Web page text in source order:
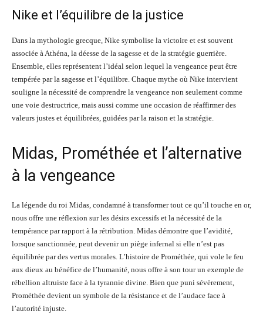
Nike et l’équilibre de la justice
Dans la mythologie grecque, Nike symbolise la victoire et est souvent
associée à Athéna, la déesse de la sagesse et de la stratégie guerrière.
Ensemble, elles représentent l’idéal selon lequel la vengeance peut être
tempérée par la sagesse et l’équilibre. Chaque mythe où Nike intervient
souligne la nécessité de comprendre la vengeance non seulement comme
une voie destructrice, mais aussi comme une occasion de réaffirmer des
valeurs justes et équilibrées, guidées par la raison et la stratégie.
Midas, Prométhée et l’alternative
à la vengeance
La légende du roi Midas, condamné à transformer tout ce qu’il touche en or,
nous offre une réflexion sur les désirs excessifs et la nécessité de la
tempérance par rapport à la rétribution. Midas démontre que l’avidité,
lorsque sanctionnée, peut devenir un piège infernal si elle n’est pas
équilibrée par des vertus morales. L’histoire de Prométhée, qui vole le feu
aux dieux au bénéfice de l’humanité, nous offre à son tour un exemple de
rébellion altruiste face à la tyrannie divine. Bien que puni sévèrement,
Prométhée devient un symbole de la résistance et de l’audace face à
l’autorité injuste.